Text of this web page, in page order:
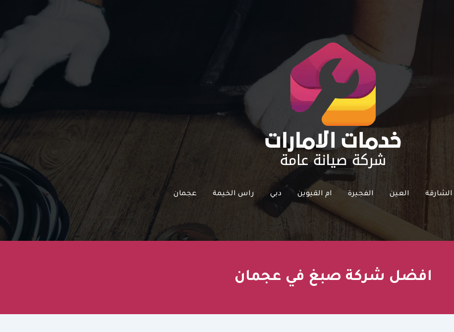
الشارقة العين الفجيرة ام القيوين دبي راس الخيمة عجمان
افضل شركة صبغ في عجمان